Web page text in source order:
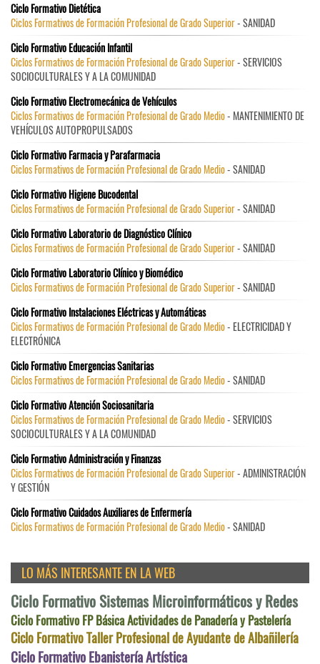
Ciclo Formativo Dietética
Ciclos Formativos de Formación Profesional de Grado Superior- SANIDAD
Ciclo Formativo Educación Infantil
Ciclos Formativos de Formación Profesional de Grado Superior- SERVICIOS
SOCIOCULTURALES Y A LA COMUNIDAD
Ciclo Formativo Electromecánica de Vehículos
Ciclos Formativos de Formación Profesional de Grado Medio- MANTENIMIENTO DE
VEHÍCULOS AUTOPROPULSADOS
Ciclo Formativo Farmacia y Parafarmacia
Ciclos Formativos de Formación Profesional de Grado Medio- SANIDAD
Ciclo Formativo Higiene Bucodental
Ciclos Formativos de Formación Profesional de Grado Superior- SANIDAD
Ciclo Formativo Laboratorio de Diagnóstico Clínico
Ciclos Formativos de Formación Profesional de Grado Superior- SANIDAD
Ciclo Formativo Laboratorio Clínico y Biomédico
Ciclos Formativos de Formación Profesional de Grado Superior- SANIDAD
Ciclo Formativo Instalaciones Eléctricas y Automáticas
Ciclos Formativos de Formación Profesional de Grado Medio- ELECTRICIDAD Y
ELECTRÓNICA
Ciclo Formativo Emergencias Sanitarias
Ciclos Formativos de Formación Profesional de Grado Medio- SANIDAD
Ciclo Formativo Atención Sociosanitaria
Ciclos Formativos de Formación Profesional de Grado Medio- SERVICIOS
SOCIOCULTURALES Y A LA COMUNIDAD
Ciclo Formativo Administración y Finanzas
Ciclos Formativos de Formación Profesional de Grado Superior- ADMINISTRACIÓN
Y GESTIÓN
Ciclo Formativo Cuidados Auxiliares de Enfermería
Ciclos Formativos de Formación Profesional de Grado Medio- SANIDAD
LO MÁS INTERESANTE EN LA WEB
Ciclo Formativo Sistemas Microinformáticos y Redes
Ciclo Formativo FP Básica Actividades de Panadería y Pastelería
Ciclo Formativo Taller Profesional de Ayudante de Albañilería
Ciclo Formativo Ebanistería Artística